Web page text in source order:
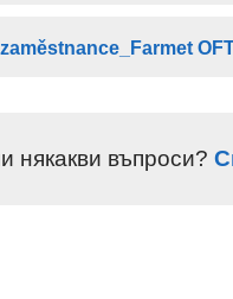
някакви въпроси?